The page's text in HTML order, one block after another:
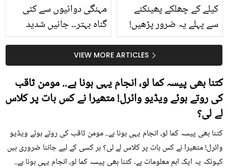
مہنگی دوائیوں سے کئی
گناہ بہتر۔۔ جانیں شدید
گرمی کے موسم میں آڑو
کیوں کھانا چاہیے؟
کیلے کے چھلکے پھینکنے
سے پہلے یہ ضرور پڑھیں!
جلد کے 3 بڑے مسائل کا
سستا اور قدرتی حلVIEW MORE ARTICLES
کتنا بھی پیسہ کما لو، انجام یہی ہونا ہے.. مومن ثاقب
کی روتے ہوئے ویڈیو وائرل! متھیرا نے کس بات پر کلاس
لے لی؟
کتنا بھی پیسہ کما لو، انجام یہی ہونا ہے.. مومن ثاقب کی روتے ہوئے ویڈیو
وائرل! متھیرا نے کس بات پر کلاس لے لی؟ ہر کسی کے لیے جاننا ضروری ہیں
کیونکہ یہ ایک اہم معلومات ہے۔ کتنا بھی پیسہ کما لو، انجام یہی ہونا ہے..